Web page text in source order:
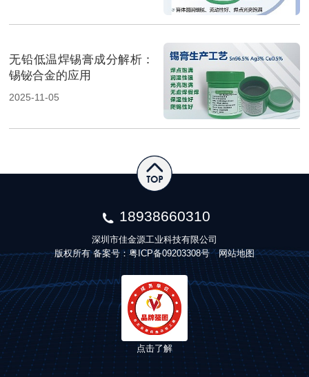
无铅低温焊锡膏成分解析：
锡铋合金的应用
2025-11-05
18938660310
深圳市佳金源工业科技有限公司
版权所有 备案号：粤ICP备09203308号 网站地图
点击了解